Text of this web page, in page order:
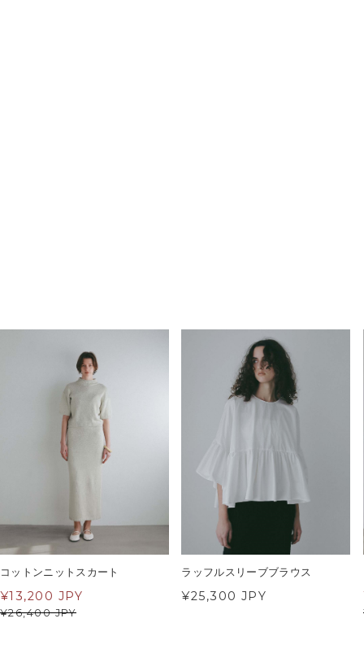
コットンニットスカート
¥26,400 JPY
¥13,200 JPY
ラッフルスリーブブラウス
¥25,300 JPY